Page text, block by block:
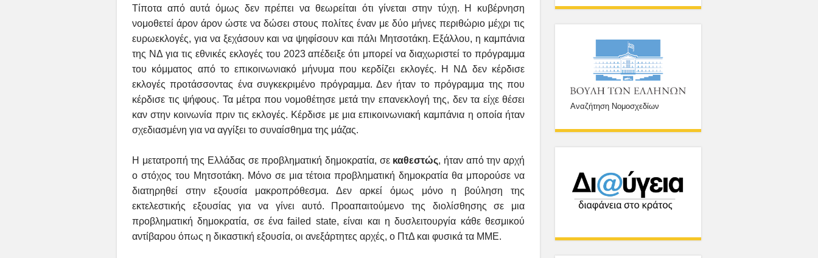
Τίποτα από αυτά όμως δεν πρέπει να θεωρείται ότι γίνεται στην τύχη. Η κυβέρνηση
νομοθετεί άρον άρον ώστε να δώσει στους πολίτες έναν με δύο μήνες περιθώριο μέχρι τις
ευρωεκλογές, για να ξεχάσουν και να ψηφίσουν και πάλι Μητσοτάκη. Εξάλλου, η καμπάνια
της ΝΔ για τις εθνικές εκλογές του 2023 απέδειξε ότι μπορεί να διαχωριστεί το πρόγραμμα
του κόμματος από το επικοινωνιακό μήνυμα που κερδίζει εκλογές. Η ΝΔ δεν κέρδισε
εκλογές προτάσσοντας ένα συγκεκριμένο πρόγραμμα. Δεν ήταν το πρόγραμμα της που
κέρδισε τις ψήφους. Τα μέτρα που νομοθέτησε μετά την επανεκλογή της, δεν τα είχε θέσει
καν στην κοινωνία πριν τις εκλογές. Κέρδισε με μια επικοινωνιακή καμπάνια η οποία ήταν
σχεδιασμένη για να αγγίξει το συναίσθημα της μάζας.
Η μετατροπή της Ελλάδας σε προβληματική δημοκρατία, σε καθεστώς, ήταν από την αρχή
ο στόχος του Μητσοτάκη. Μόνο σε μια τέτοια προβληματική δημοκρατία θα μπορούσε να
διατηρηθεί στην εξουσία μακροπρόθεσμα. Δεν αρκεί όμως μόνο η βούληση της
εκτελεστικής εξουσίας για να γίνει αυτό. Προαπαιτούμενο της διολίσθησης σε μια
προβληματική δημοκρατία, σε ένα failed state, είναι και η δυσλειτουργία κάθε θεσμικού
αντίβαρου όπως η δικαστική εξουσία, οι ανεξάρτητες αρχές, ο ΠτΔ και φυσικά τα ΜΜΕ.
Αναζήτηση Νομοσχεδίων